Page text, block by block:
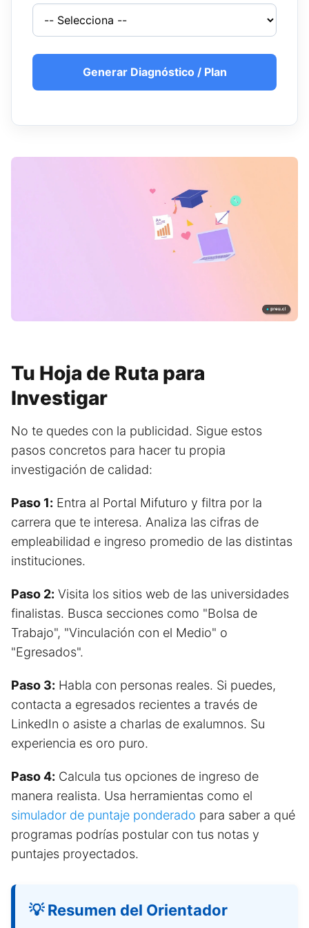
Generar Diagnóstico / Plan
Tu Hoja de Ruta para
Investigar
No te quedes con la publicidad. Sigue estos
pasos concretos para hacer tu propia
investigación de calidad:
Paso 1: Entra al Portal Mifuturo y filtra por la
carrera que te interesa. Analiza las cifras de
empleabilidad e ingreso promedio de las distintas
instituciones.
Paso 2: Visita los sitios web de las universidades
finalistas. Busca secciones como "Bolsa de
Trabajo", "Vinculación con el Medio" o
"Egresados".
Paso 3: Habla con personas reales. Si puedes,
contacta a egresados recientes a través de
LinkedIn o asiste a charlas de exalumnos. Su
experiencia es oro puro.
Paso 4: Calcula tus opciones de ingreso de
manera realista. Usa herramientas como el
simulador de puntaje ponderado para saber a qué
programas podrías postular con tus notas y
puntajes proyectados.
💡 Resumen del Orientador